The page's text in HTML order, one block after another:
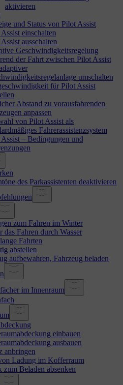
aktivieren
und Status von Pilot Assist
einschalten
ausschalten
Geschwindigkeitsregelung
der Fahrt zwischen Pilot Assist
umschalten
für Pilot Assist
Abstand zu vorausfahrenden
anpassen
von Pilot Assist als
Fahrerassistenzsystem
– Bedingungen und
des Parkassistenten deaktivieren
zum Fahren im Winter
das Fahren durch Wasser
Fahrten
abstellen
aufbewahren, Fahrzeug beladen
im Innenraum
einbauen
ausbauen
anbringen
Ladung im Kofferraum
zum Beladen absenken